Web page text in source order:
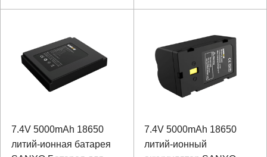
7.4V 5000mAh 18650
литий-ионная батарея
7.4V 5000mAh 18650
литий-ионный